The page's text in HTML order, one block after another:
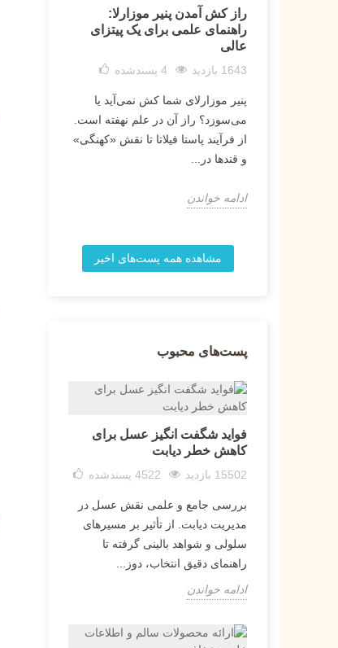
راز کش آمدن پنیر موزارلا:
راهنمای علمی برای یک پیتزای
عالی
1643 بازدید 4 پسندشده
پنیر موزارلای شما کش نمی‌آید یا
می‌سوزد؟ راز آن در علم نهفته است.
از فرآیند پاستا فیلاتا تا نقش «کهنگی»
و قندها در...
ادامه خواندن
مشاهده همه پست‌های اخیر
پست‌های محبوب
فواید شگفت انگیز عسل برای
کاهش خطر دیابت
15502 بازدید 4522 پسندشده
بررسی جامع و علمی نقش عسل در
مدیریت دیابت. از تأثیر بر مسیرهای
سلولی و شواهد بالینی گرفته تا
راهنمای دقیق انتخاب، دوز...
ادامه خواندن